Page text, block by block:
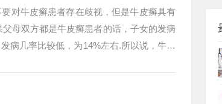
对牛皮癣患者存在歧视，但是牛皮癣具有
母双方都是牛皮癣患者的话，子女的发病
病几率比较低，为14%左右.所以说，牛皮